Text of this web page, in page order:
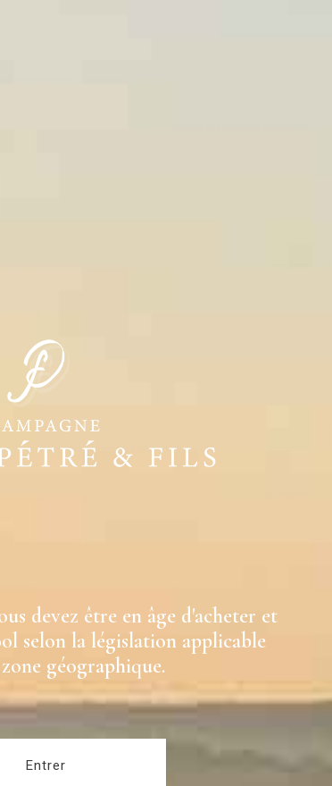
devez être en âge d'acheter et
selon la législation applicable
géographique.
Entrer